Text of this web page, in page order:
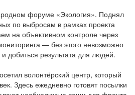
форуме «Экология». Поднял
по выбросам в рамках проекта
на объективном контроле через
— без этого невозможно
добиться результата для людей.
волонтёрский центр, который
Здесь ежедневно готовят посылки